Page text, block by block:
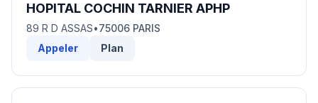
HOPITAL COCHIN TARNIER APHP
89 R D ASSAS•75006 PARIS
Appeler
Plan